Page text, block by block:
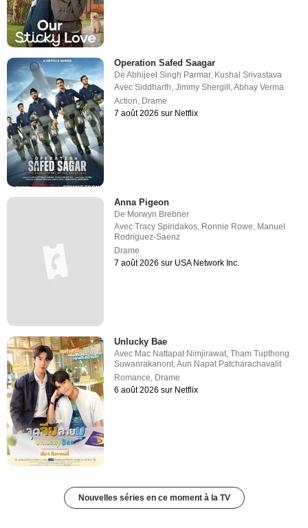
Operation Safed Saagar
DeAbhijeet Singh Parmar, Kushal Srivastava
AvecSiddharth ,Jimmy Shergill ,Abhay Verma
Action Drame
7 août 2026 sur Netflix
Anna Pigeon
De Morwyn Brebner
AvecTracy Spiridakos, Ronnie Rowe, Manuel
Rodriguez-Saenz
Drame
7 août 2026 sur USA Network Inc.
Unlucky Bae
Avec Mac Nattapat Nimjirawat,Tham Tupthong
Suwanrakanont,Aun Napat Patcharachavalit
Romance, Drame
6 août 2026 sur Netflix
Nouvelles séries en ce moment à la TV